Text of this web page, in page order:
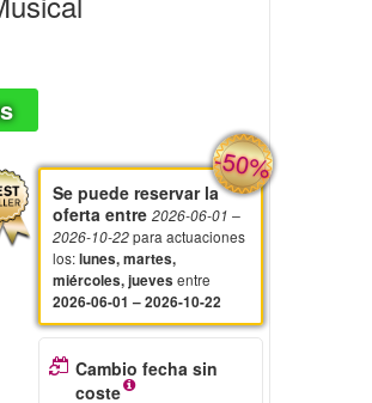
-50%
Se puede reservar la
oferta entre 2026-06-01 –
2026-10-22para actuaciones
los:lunes, martes,
miércoles, jueves entre
2026-06-01 – 2026-10-22
Cambio fecha sin
coste